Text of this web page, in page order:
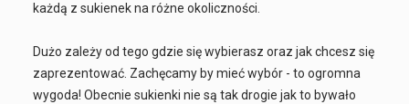
każdą z sukienek na różne okoliczności.
Dużo zależy od tego gdzie się wybierasz oraz jak chcesz się
zaprezentować. Zachęcamy by mieć wybór - to ogromna
wygoda! Obecnie sukienki nie są tak drogie jak to bywało